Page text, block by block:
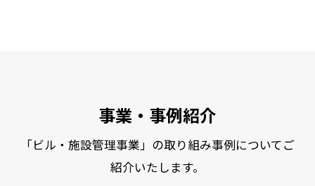
事業・事例紹介
「ビル・施設管理事業」の取り組み事例についてご
紹介いたします。